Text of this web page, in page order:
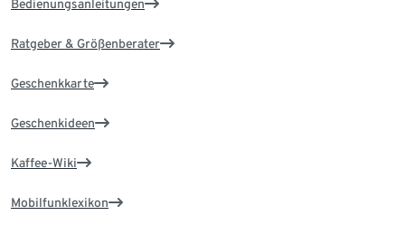
Bedienungsanleitungen
Ratgeber & Größenberater
Geschenkkarte
Geschenkideen
Kaffee-Wiki
Mobilfunklexikon